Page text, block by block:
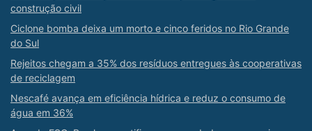
construção civil
Ciclone bomba deixa um morto e cinco feridos no Rio Grande
do Sul
Rejeitos chegam a 35% dos resíduos entregues às cooperativas
de reciclagem
Nescafé avança em eficiência hídrica e reduz o consumo de
água em 36%